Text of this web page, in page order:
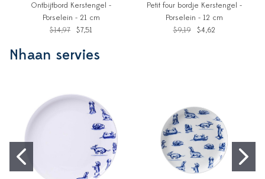
Ontbijtbord Kerstengel -
Porselein - 21 cm
$14,97
$7,51
Petit four bordje Kerstengel -
Porselein - 12 cm
$9,19
$4,62
Nhaan servies